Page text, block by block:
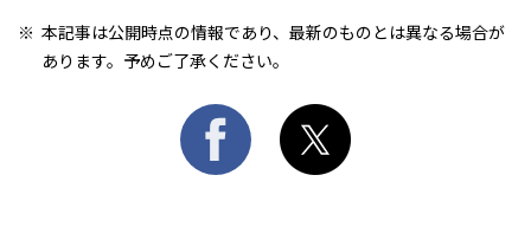
本記事は公開時点の情報であり、最新のものとは異なる場合が
あります。予めご了承ください。